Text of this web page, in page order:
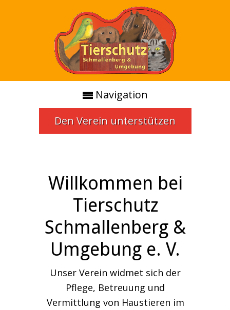
Navigation
Den Verein unterstützen
Willkommen bei
Tierschutz
Schmallenberg &
Umgebung e. V.
Unser Verein widmet sich der
Pflege, Betreuung und
Vermittlung von Haustieren im